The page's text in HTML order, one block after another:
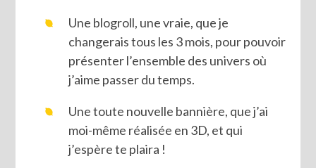
Une blogroll, une vraie, que je
changerais tous les 3 mois, pour pouvoir
présenter l’ensemble des univers où
j’aime passer du temps.
Une toute nouvelle bannière, que j’ai
moi-même réalisée en 3D, et qui
j’espère te plaira !